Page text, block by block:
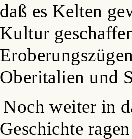
daß es Kelten
Kultur
Oberitalien und
Noch weiter in
Geschichte